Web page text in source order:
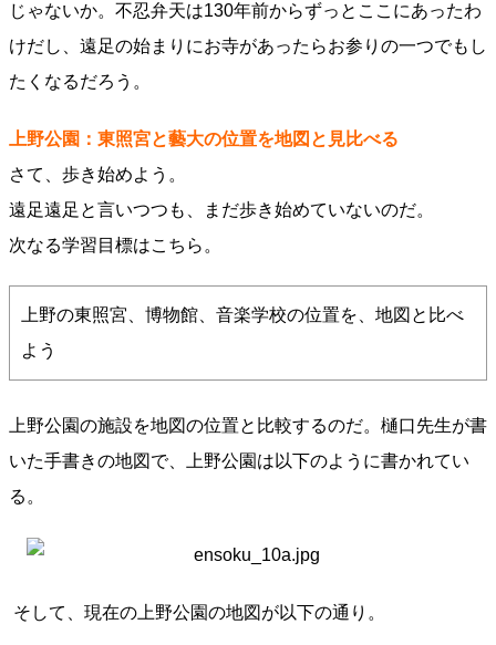
じゃないか。不忍弁天は130年前からずっとここにあったわ
けだし、遠足の始まりにお寺があったらお参りの一つでもし
たくなるだろう。
上野公園：東照宮と藝大の位置を地図と見比べる
さて、歩き始めよう。
遠足遠足と言いつつも、まだ歩き始めていないのだ。
次なる学習目標はこちら。
上野の東照宮、博物館、音楽学校の位置を、地図と比べ
よう
上野公園の施設を地図の位置と比較するのだ。樋口先生が書
いた手書きの地図で、上野公園は以下のように書かれてい
る。
そして、現在の上野公園の地図が以下の通り。